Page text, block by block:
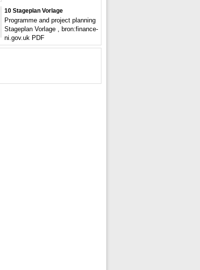
10 Stageplan Vorlage
Programme and project planning
Stageplan Vorlage , bron:finance-
ni.gov.uk PDF